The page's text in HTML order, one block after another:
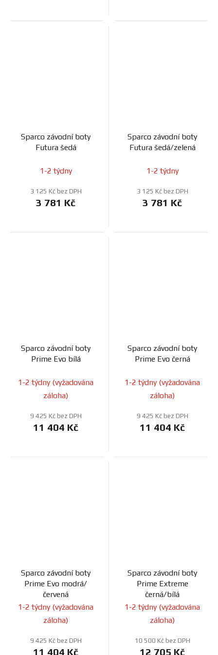
Sparco závodní boty
Futura šedá
1-2 týdny
3 125 Kč bez DPH
3 781 Kč
Sparco závodní boty
Futura šedá/zelená
1-2 týdny
3 125 Kč bez DPH
3 781 Kč
Sparco závodní boty
Prime Evo bílá
1-2 týdny (vyžadována
záloha)
9 425 Kč bez DPH
11 404 Kč
Sparco závodní boty
Prime Evo černá
1-2 týdny (vyžadována
záloha)
9 425 Kč bez DPH
11 404 Kč
Sparco závodní boty
Prime Evo modrá/
červená
1-2 týdny (vyžadována
záloha)
9 425 Kč bez DPH
11 404 Kč
Sparco závodní boty
Prime Extreme
černá/bílá
1-2 týdny (vyžadována
záloha)
10 500 Kč bez DPH
12 705 Kč